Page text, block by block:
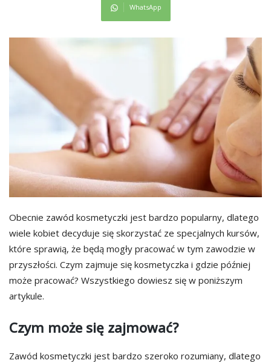
WhatsApp
Obecnie zawód kosmetyczki jest bardzo popularny, dlatego
wiele kobiet decyduje się skorzystać ze specjalnych kursów,
które sprawią, że będą mogły pracować w tym zawodzie w
przyszłości. Czym zajmuje się kosmetyczka i gdzie później
może pracować? Wszystkiego dowiesz się w poniższym
artykule.
Czym może się zajmować?
Zawód kosmetyczki jest bardzo szeroko rozumiany, dlatego